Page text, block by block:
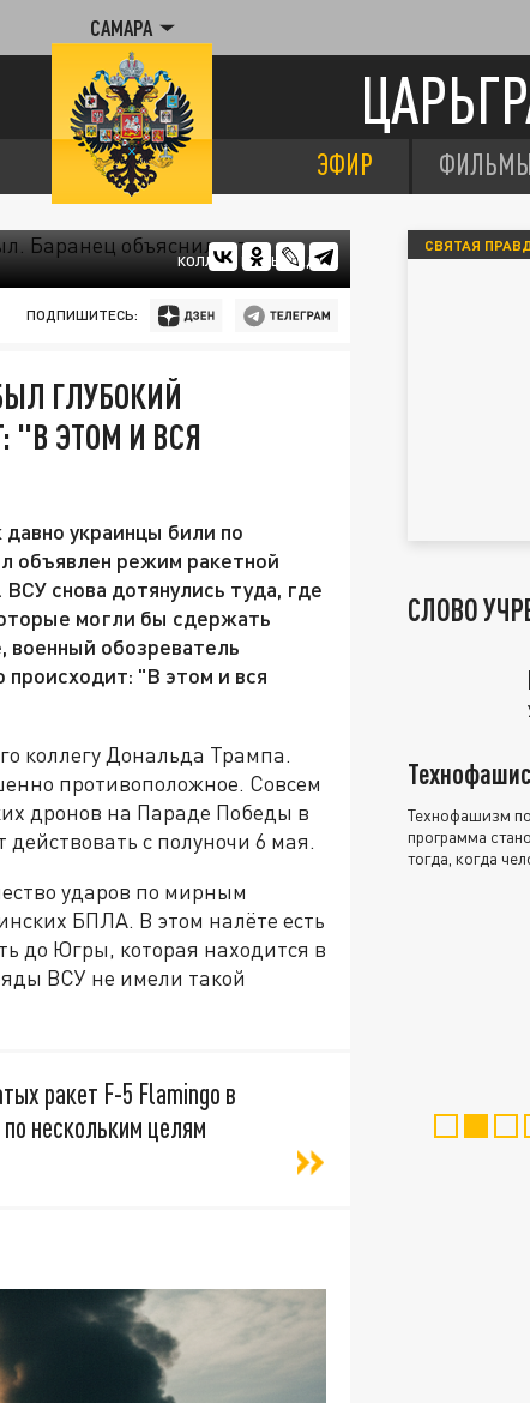
САМАРА
ЭФИР ФИЛЬМЫ
КОЛЛАЖ ЦАРЬГРАДА
ПОДПИШИТЕСЬ:
ГЛУБОКИЙ
"В ЭТОМ И ВСЯ
украинцы били по
объявлен режим ракетной
снова дотянулись туда, где
могли бы сдержать
военный обозреватель
"В этом и вся
коллегу Дональда Трампа.
противоположное. Совсем
дронов на Параде Победы в
с полуночи 6 мая.
ударов по мирным
БПЛА. В этом налёте есть
до Югры, которая находится в
ВСУ не имели такой
ракет F-5 Flamingo в
нескольким целям
СВЯТАЯ
СЛОВО
Технофашизм
программа
тогда, когда